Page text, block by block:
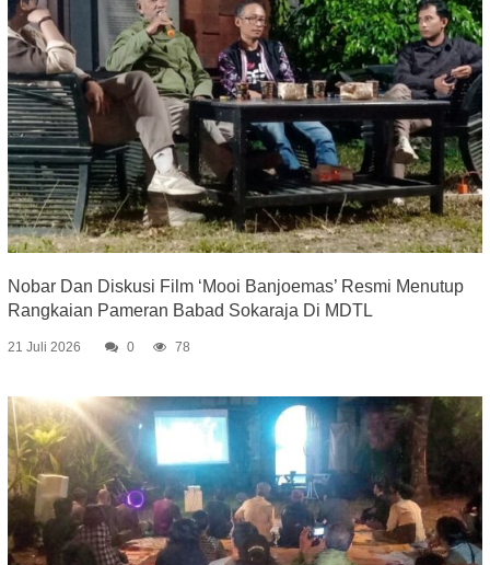
Nobar Dan Diskusi Film ‘Mooi Banjoemas’ Resmi Menutup
Rangkaian Pameran Babad Sokaraja Di MDTL
21 Juli 2026 0 78